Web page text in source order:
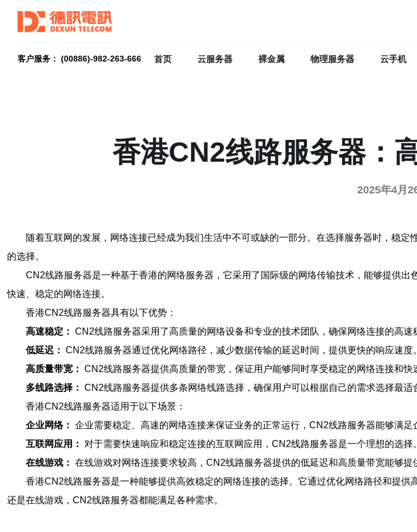
客户服务： (00886)-982-263-666 首页 云服务器 裸金属 物理服务器 云手机
香港CN2线路服务器：
2025年4月
随着互联网的发展，网络连接已经成为我们生活中不可或缺的一部分。在选择服务器时，稳
的选择。
CN2线路服务器是一种基于香港的网络服务器，它采用了国际级的网络传输技术，能够提供
快速、稳定的网络连接。
香港CN2线路服务器具有以下优势：
高速稳定： CN2线路服务器采用了高质量的网络设备和专业的技术团队，确保网络连接的高速
低延迟： CN2线路服务器通过优化网络路径，减少数据传输的延迟时间，提供更快的响应速度。
高质量带宽： CN2线路服务器提供高质量的带宽，保证用户能够同时享受稳定的网络连接和快
多线路选择： CN2线路服务器提供多条网络线路选择，确保用户可以根据自己的需求选择最适
香港CN2线路服务器适用于以下场景：
企业网络： 企业需要稳定、高速的网络连接来保证业务的正常运行，CN2线路服务器能够满足
互联网应用：
对于需要快速响应和稳定连接的互联网应用，CN2线路服务器是一个理想的选择。
在线游戏： 在线游戏对网络连接要求较高，CN2线路服务器提供的低延迟和高质量带宽能够提
香港CN2线路服务器是一种能够提供高效稳定的网络连接的选择。它通过优化网络路径和提
还是在线游戏，CN2线路服务器都能满足各种需求。